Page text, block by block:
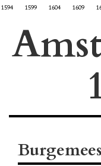
1594 1599 1604 1609